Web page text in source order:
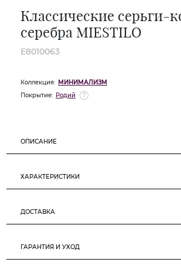
Классические серьги-
серебра MIESTILO
E8010063
Коллекция: МИНИМАЛИЗМ
Покрытие: Родий
ОПИСАНИЕ
ХАРАКТЕРИСТИКИ
ДОСТАВКА
ГАРАНТИЯ И УХОД